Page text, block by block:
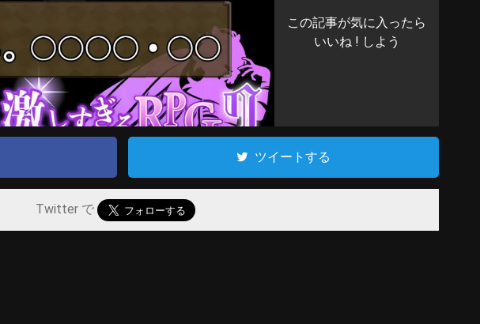
この記事が気に入ったら
いいね ! しよう
ツイートする
Twitter で